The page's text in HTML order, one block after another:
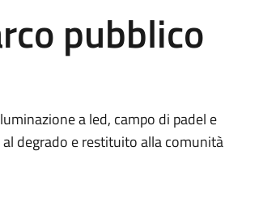
pubblico
a led, campo di padel e
degrado e restituito alla comunità